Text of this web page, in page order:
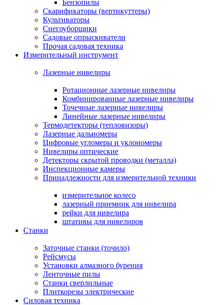
Бензопилы
Скарификаторы (вертикуттеры)
Культиваторы
Снегоуборщики
Садовые опрыскиватели
Прочая садовая техника
Измерительный инструмент
Лазерные нивелиры
Ротационные лазерные нивелиры
Комбинированные лазерные нивелиры
Точечные лазерные нивелиры
Линейные лазерные нивелиры
Термодетекторы (тепловизоры)
Лазерные дальномеры
Цифровые угломеры и уклономеры
Нивелиры оптические
Детекторы скрытой проводки (металла)
Инспекционные камеры
Принадлежности для измерительной техники
измерительное колесо
лазерный приемник для нивелира
рейки для нивелира
штативы для нивелиров
Станки
Заточные станки (точило)
Рейсмусы
Установки алмазного бурения
Ленточные пилы
Станки сверлильные
Плиткорезы электрические
Силовая техника